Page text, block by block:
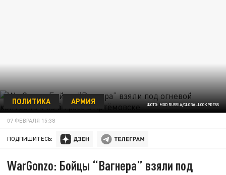
ФОТО: MOD RUSSIA/GLOBALLOOKPRESS
ПОЛИТИКА АРМИЯ
07 ФЕВРАЛЯ 15:38
ПОДПИШИТЕСЬ:
WarGonzo: Бойцы “Вагнера” взяли под